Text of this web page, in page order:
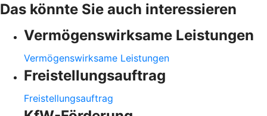
Das könnte Sie auch interessieren
Vermögenswirksame Leistungen
Vermögenswirksame Leistungen
Freistellungsauftrag
Freistellungsauftrag